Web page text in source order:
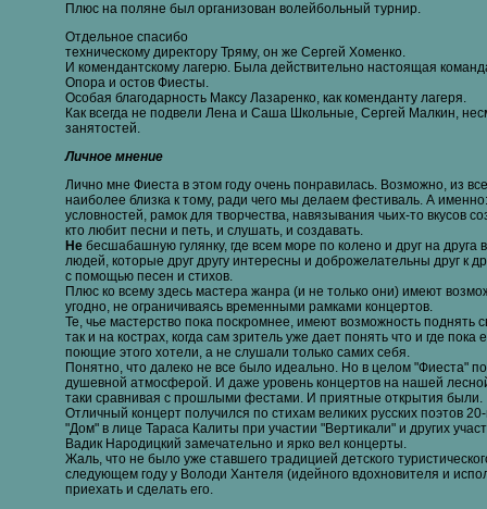
Плюс на поляне был организован волейбольный турнир.
Отдельное спасибо
техническому директору Тряму, он же Сергей Хоменко.
И комендантскому лагерю. Была действительно настоящая
Опора и остов Фиесты.
Особая благодарность Максу Лазаренко, как коменданту лагеря.
Как всегда не подвели Лена и Саша Школьные, Сергей Малкин,
занятостей.
Личное мнение
Лично мне Фиеста в этом году очень понравилась. Возможно, из
наиболее близка к тому, ради чего мы делаем фестиваль. А
условностей, рамок для творчества, навязывания чьих-то вкусов
кто любит песни и петь, и слушать, и создавать.
Не бесшабашную гулянку, где всем море по колено и друг на
людей, которые друг другу интересны и доброжелательны друг к
с помощью песен и стихов.
Плюс ко всему здесь мастера жанра (и не только они) имеют
угодно, не ограничиваясь временными рамками концертов.
Те, чье мастерство пока поскромнее, имеют возможность поднять
так и на кострах, когда сам зритель уже дает понять что и где
поющие этого хотели, а не слушали только самих себя.
Понятно, что далеко не все было идеально. Но в целом "Фиеста"
душевной атмосферой. И даже уровень концертов на нашей
таки сравнивая с прошлыми фестами. И приятные открытия были.
Отличный концерт получился по стихам великих русских поэтов
"Дом" в лице Тараса Калиты при участии "Вертикали" и других
Вадик Народицкий замечательно и ярко вел концерты.
Жаль, что не было уже ставшего традицией детского
следующем году у Володи Хантеля (идейного вдохновителя и
приехать и сделать его.